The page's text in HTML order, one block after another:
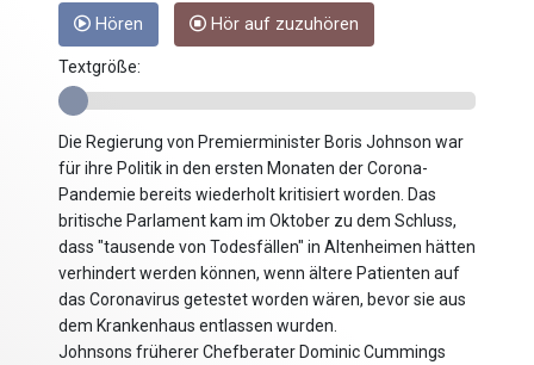
Hören Hör auf zuzuhören
Textgröße:
Die Regierung von Premierminister Boris Johnson war
für ihre Politik in den ersten Monaten der Corona-
Pandemie bereits wiederholt kritisiert worden. Das
britische Parlament kam im Oktober zu dem Schluss,
dass "tausende von Todesfällen" in Altenheimen hätten
verhindert werden können, wenn ältere Patienten auf
das Coronavirus getestet worden wären, bevor sie aus
dem Krankenhaus entlassen wurden.
Johnsons früherer Chefberater Dominic Cummings